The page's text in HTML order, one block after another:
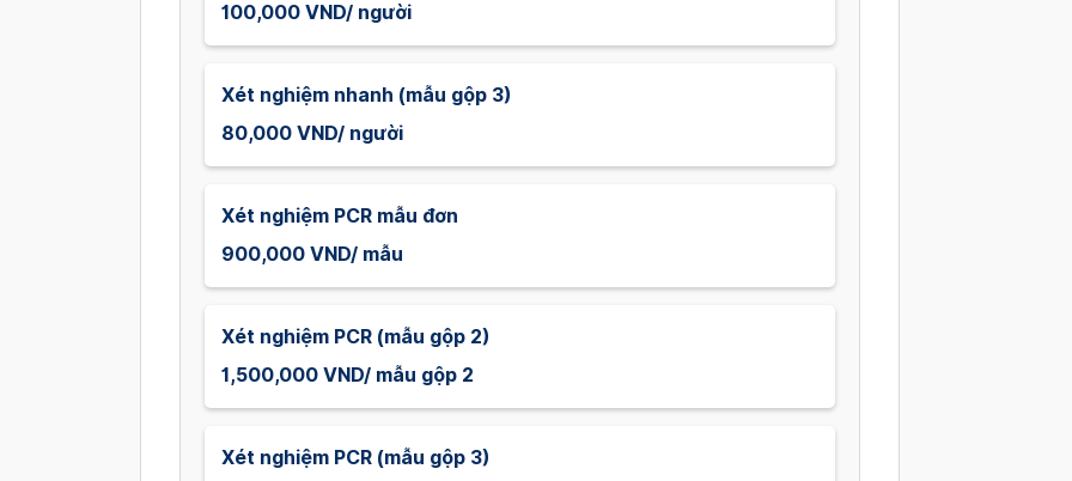
100,000 VND/ người
Xét nghiệm nhanh (mẫu gộp 3)
80,000 VND/ người
Xét nghiệm PCR mẫu đơn
900,000 VND/ mẫu
Xét nghiệm PCR (mẫu gộp 2)
1,500,000 VND/ mẫu gộp 2
Xét nghiệm PCR (mẫu gộp 3)